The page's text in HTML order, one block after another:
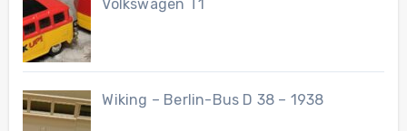
Volkswagen T1
Wiking – Berlin-Bus D 38 – 1938